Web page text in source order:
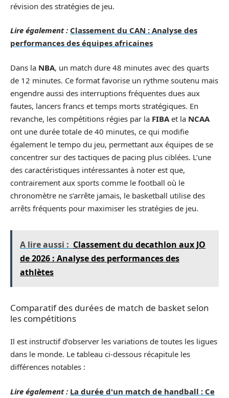
révision des stratégies de jeu.
Lire également : Classement du CAN : Analyse des
performances des équipes africaines
Dans la NBA, un match dure 48 minutes avec des quarts
de 12 minutes. Ce format favorise un rythme soutenu mais
engendre aussi des interruptions fréquentes dues aux
fautes, lancers francs et temps morts stratégiques. En
revanche, les compétitions régies par la FIBA et la NCAA
ont une durée totale de 40 minutes, ce qui modifie
également le tempo du jeu, permettant aux équipes de se
concentrer sur des tactiques de pacing plus ciblées. L’une
des caractéristiques intéressantes à noter est que,
contrairement aux sports comme le football où le
chronomètre ne s’arrête jamais, le basketball utilise des
arrêts fréquents pour maximiser les stratégies de jeu.
A lire aussi : Classement du decathlon aux JO
de 2026 : Analyse des performances des
athlètes
Comparatif des durées de match de basket selon
les compétitions
Il est instructif d’observer les variations de toutes les ligues
dans le monde. Le tableau ci-dessous récapitule les
différences notables :
Lire également : La durée d'un match de handball : Ce